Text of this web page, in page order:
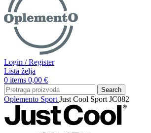
Login / Register
Lista želja
0 items 0,00 €
Search
Oplemento Sport Just Cool Sport JC082